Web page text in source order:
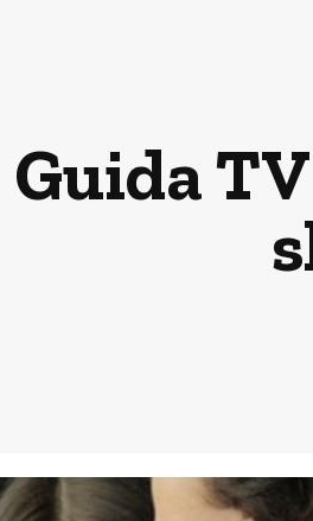
Guida